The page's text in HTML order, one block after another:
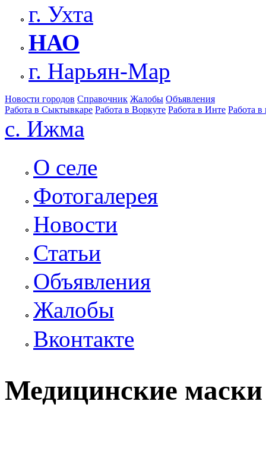
г. Ухта
НАО
г. Нарьян-Мар
Новости городов Справочник Жалобы Объявления
Работа в Сыктывкаре Работа в Воркуте Работа в Инте Работа в
с. Ижма
О селе
Фотогалерея
Новости
Статьи
Объявления
Жалобы
Вконтакте
Медицинские